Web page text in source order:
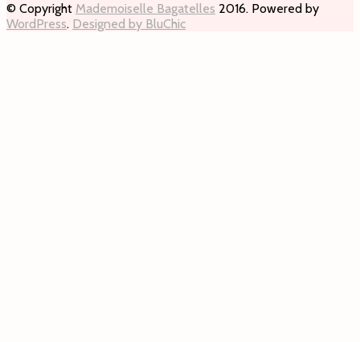
© Copyright Mademoiselle Bagatelles 2016. Powered by
WordPress. Designed by BluChic